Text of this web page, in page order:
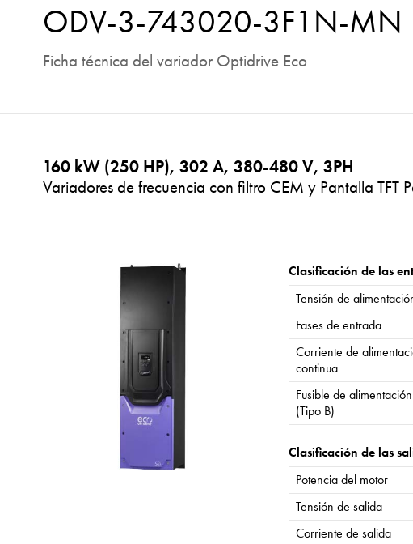
ODV-3-743020-3F1N-MN
Ficha técnica del variador Optidrive Eco
160 kW (250 HP), 302 A, 380-480 V, 3PH
Variadores de frecuencia con filtro CEM y Pantalla TFT
Clasificación de las
Tensión de
Fases de entrada
Corriente de
continua
Fusible de
(Tipo B)
Clasificación de las
Potencia del motor
Tensión de salida
Corriente de salida